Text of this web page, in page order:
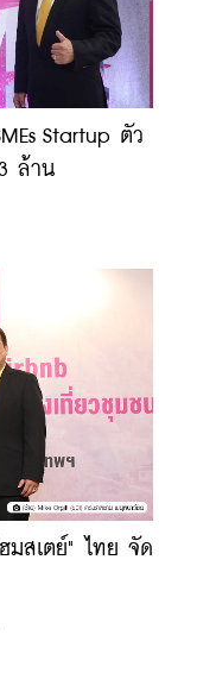
Startup ตัว
ล้าน
มสเตย์" ไทย จัด